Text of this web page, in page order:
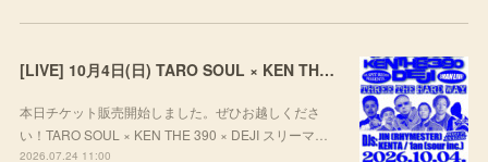
[LIVE] 10月4日(日) TARO SOUL × KEN THE 390 × DEJI スリーマンLIVE "THREE THE HARD WAY” @ ORD. 代官山
本日チケット販売開始しました。ぜひお越しくださ
い！TARO SOUL × KEN THE 390 × DEJI スリーマ…
2026.07.24 11:00